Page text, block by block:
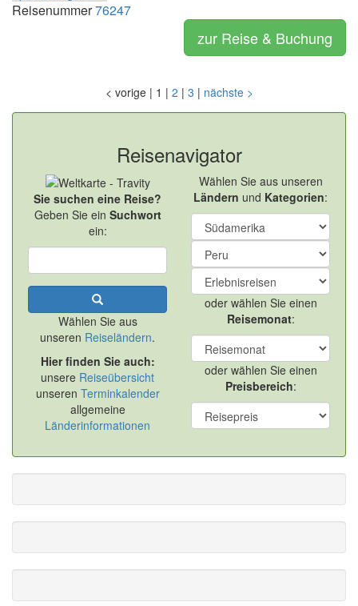
Reisenummer76247
zur Reise & Buchung
< vorige | 1 | 2 | 3 | nächste >
Reisenavigator
Sie suchen eine Reise?
Geben Sie ein Suchwort
ein:
Wählen Sie aus
unseren Reiseländern.
Hier finden Sie auch:
unsere Reiseübersicht
unseren Terminkalender
allgemeine
Länderinformationen
Wählen Sie aus unseren
Ländern und Kategorien:
oder wählen Sie einen
Reisemonat:
oder wählen Sie einen
Preisbereich: